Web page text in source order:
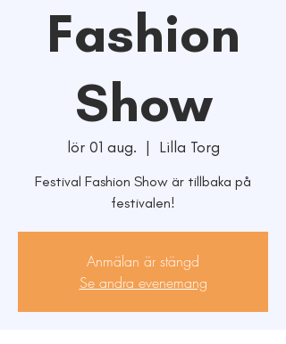
Fashion
Show
lör 01 aug.
  |
Lilla Torg
Festival Fashion Show är tillbaka på
festivalen!
Anmälan är stängd
Se andra evenemang